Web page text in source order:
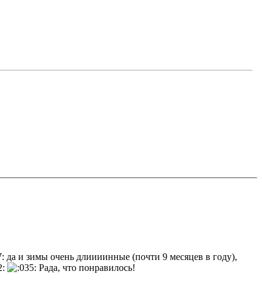
да и зимы очень длиииинные (почти 9 месяцев в году),
Рада, что понравилось!